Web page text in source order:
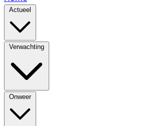
Actueel
Verwachting
Onweer